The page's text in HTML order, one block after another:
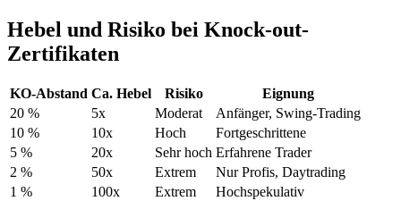
Hebel und Risiko bei Knock-out-
Zertifikaten
KO-Abstand Ca. Hebel Risiko
Eignung
20 %
5x Moderat
Anfänger, Swing-Trading
10 %
10x Hoch
Fortgeschrittene
5 %
20x Sehr hoch Erfahrene Trader
2 %
50x Extrem
Nur Profis, Daytrading
1 %
100x Extrem Hochspekulativ